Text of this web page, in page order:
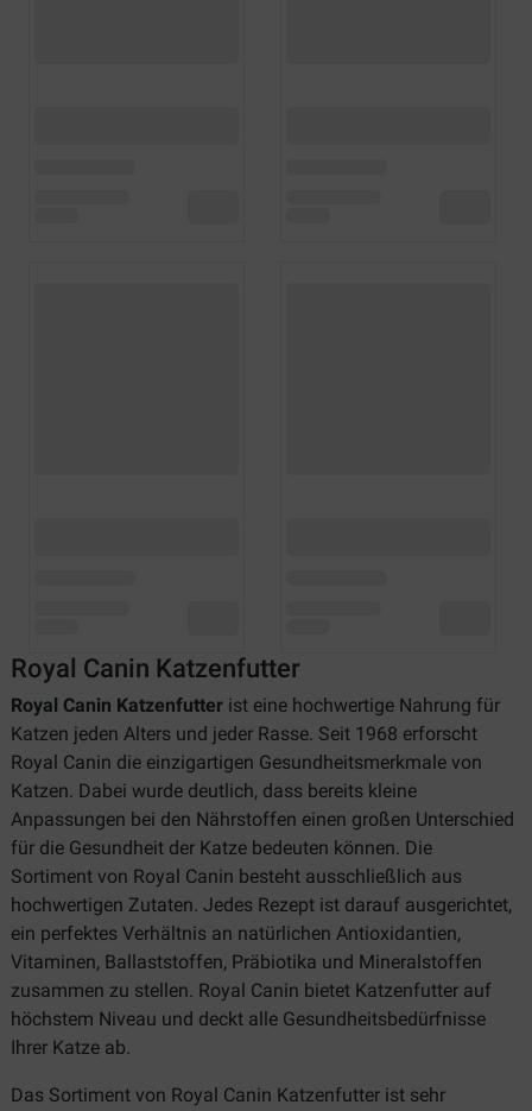
Royal Canin Katzenfutter
Royal Canin Katzenfutter ist eine hochwertige Nahrung für
Katzen jeden Alters und jeder Rasse. Seit 1968 erforscht
Royal Canin die einzigartigen Gesundheitsmerkmale von
Katzen. Dabei wurde deutlich, dass bereits kleine
Anpassungen bei den Nährstoffen einen großen Unterschied
für die Gesundheit der Katze bedeuten können. Die
Sortiment von Royal Canin besteht ausschließlich aus
hochwertigen Zutaten. Jedes Rezept ist darauf ausgerichtet,
ein perfektes Verhältnis an natürlichen Antioxidantien,
Vitaminen, Ballaststoffen, Präbiotika und Mineralstoffen
zusammen zu stellen. Royal Canin bietet Katzenfutter auf
höchstem Niveau und deckt alle Gesundheitsbedürfnisse
Ihrer Katze ab.
Das Sortiment von Royal Canin Katzenfutter ist sehr